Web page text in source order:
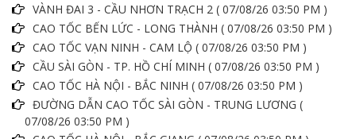
VÀNH ĐAI 3 - CẦU NHƠN TRẠCH 2 ( 07/08/26 03:50 PM )
CAO TỐC BẾN LỨC - LONG THÀNH ( 07/08/26 03:50 PM )
CAO TỐC VẠN NINH - CAM LỘ ( 07/08/26 03:50 PM )
CẦU SÀI GÒN - TP. HỒ CHÍ MINH ( 07/08/26 03:50 PM )
CAO TỐC HÀ NỘI - BẮC NINH ( 07/08/26 03:50 PM )
ĐƯỜNG DẪN CAO TỐC SÀI GÒN - TRUNG LƯƠNG (
07/08/26 03:50 PM )